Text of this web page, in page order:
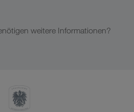
weitere Informationen?